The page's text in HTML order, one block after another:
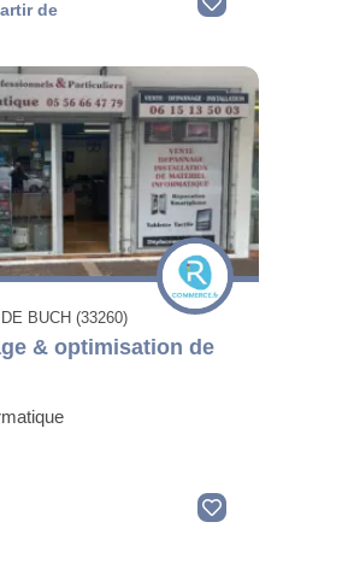
de
BUCH (33260)
& optimisation de